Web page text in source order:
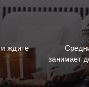
ждите
занимает